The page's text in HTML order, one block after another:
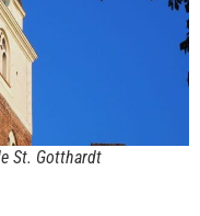
St. Gotthardt